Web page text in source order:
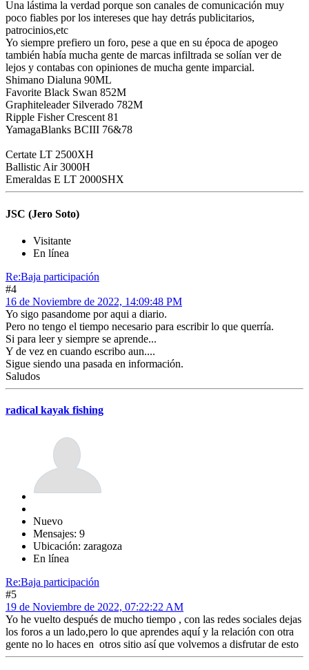
Una lástima la verdad porque son canales de comunicación muy
poco fiables por los intereses que hay detrás publicitarios,
patrocinios,etc
Yo siempre prefiero un foro, pese a que en su época de apogeo
también había mucha gente de marcas infiltrada se solían ver de
lejos y contabas con opiniones de mucha gente imparcial.
Shimano Dialuna 90ML
Favorite Black Swan 852M
Graphiteleader Silverado 782M
Ripple Fisher Crescent 81
YamagaBlanks BCIII 76&78
Certate LT 2500XH
Ballistic Air 3000H
Emeraldas E LT 2000SHX
JSC (Jero Soto)
Visitante
En línea
Re:Baja participación
#4
16 de Noviembre de 2022, 14:09:48 PM
Yo sigo pasandome por aqui a diario.
Pero no tengo el tiempo necesario para escribir lo que querría.
Si para leer y siempre se aprende...
Y de vez en cuando escribo aun....
Sigue siendo una pasada en información.
Saludos
radical kayak fishing
Nuevo
Mensajes: 9
Ubicación: zaragoza
En línea
Re:Baja participación
#5
19 de Noviembre de 2022, 07:22:22 AM
Yo he vuelto después de mucho tiempo , con las redes sociales dejas
los foros a un lado,pero lo que aprendes aquí y la relación con otra
gente no lo haces en otros sitio así que volvemos a disfrutar de esto